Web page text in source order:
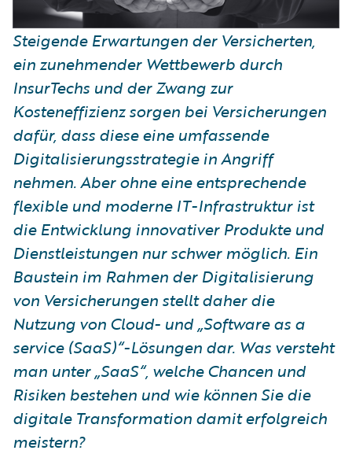
Steigende Erwartungen der Versicherten,
ein zunehmender Wettbewerb durch
InsurTechs und der Zwang zur
Kosteneffizienz sorgen bei Versicherungen
dafür, dass diese eine umfassende
Digitalisierungsstrategie in Angriff
nehmen. Aber ohne eine entsprechende
flexible und moderne IT-Infrastruktur ist
die Entwicklung innovativer Produkte und
Dienstleistungen nur schwer möglich. Ein
Baustein im Rahmen der Digitalisierung
von Versicherungen stellt daher die
Nutzung von Cloud- und „Software as a
service (SaaS)“-Lösungen dar. Was versteht
man unter „SaaS“, welche Chancen und
Risiken bestehen und wie können Sie die
digitale Transformation damit erfolgreich
meistern?